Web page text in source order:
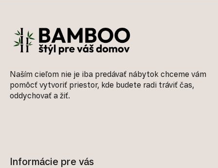
Naším cieľom nie je iba predávať nábytok chceme vám
pomôcť vytvoriť priestor, kde budete radi tráviť čas,
oddychovať a žiť.
Informácie pre vás